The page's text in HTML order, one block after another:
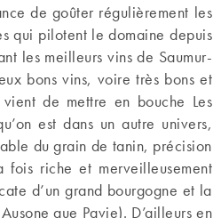
de goûter régulièrement les
qui pilotent le domaine depuis
les meilleurs vins de Saumur-
bons vins, voire très bons et
de mettre en bouche Les
est dans un autre univers,
du grain de tanin, précision
riche et merveilleusement
d’un grand bourgogne et la
que Pavie). D’ailleurs en